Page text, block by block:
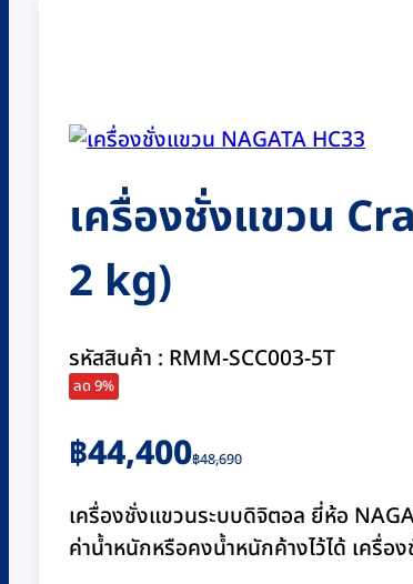
เครื่องชั่งแขวน
2 kg)
รหัสสินค้า : RMM-SCC003-5T
ลด 9%
฿48,690
Original
price
was:
฿48,690.
฿44,400
Current
price
is:
฿44,400.
เครื่องชั่งแขวนระบบดิจิตอล ยี่ห้อ
ค่าน้ำหนักหรือคงน้ำหนักค้างไว้ได้ เครื่